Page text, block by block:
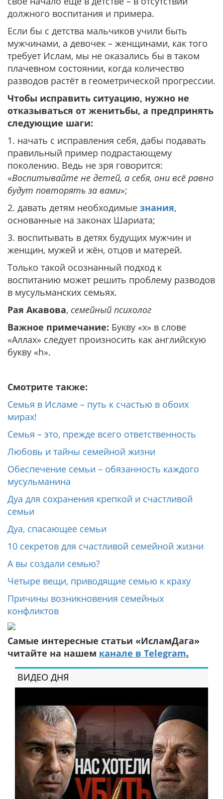
должного воспитания и примера.
Если бы с детства мальчиков учили быть
мужчинами, а девочек – женщинами, как того
требует Ислам, мы не оказались бы в таком
плачевном состоянии, когда количество
разводов растёт в геометрической прогрессии.
Чтобы исправить ситуацию, нужно не
отказываться от женитьбы, а предпринять
следующие шаги:
1. начать с исправления себя, дабы подавать
правильный пример подрастающему
поколению. Ведь не зря говорится:
«Воспитывайте не детей, а себя, они всё равно
будут повторять за вами»;
2. давать детям необходимые знания,
основанные на законах Шариата;
3. воспитывать в детях будущих мужчин и
женщин, мужей и жён, отцов и матерей.
Только такой осознанный подход к
воспитанию может решить проблему разводов
в мусульманских семьях.
Рая Акавова, семейный психолог
Важное примечание: Букву «х» в слове
«Аллах» следует произносить как английскую
букву «h».
Смотрите также:
Семья в Исламе – путь к счастью в обоих
мирах!
Семья – это, прежде всего ответственность
Любовь и тайны семейной жизни
Обеспечение семьи – обязанность каждого
мусульманина
Дуа для сохранения крепкой и счастливой
семьи
Дуа, спасающее семьи
10 секретов для счастливой семейной жизни
А вы создали семью?
Четыре вещи, приводящие семью к краху
Причины возникновения семейных
конфликтов
Самые интересные статьи «ИсламДага»
читайте на нашем канале в Telegram.
ВИДЕО ДНЯ